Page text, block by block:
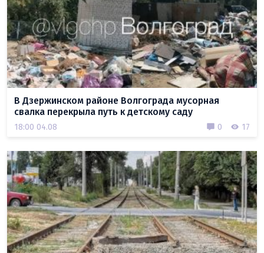
В Дзержинском районе Волгограда мусорная
свалка перекрыла путь к детскому саду
18:00 04.08 0 17